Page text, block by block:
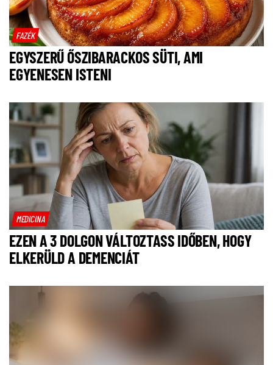
FAZÉK
EGYSZERŰ ŐSZIBARACKOS SÜTI, AMI
EGYENESEN ISTENI
MEDICINA
EZEN A 3 DOLGON VÁLTOZTASS IDŐBEN, HOGY
ELKERÜLD A DEMENCIÁT